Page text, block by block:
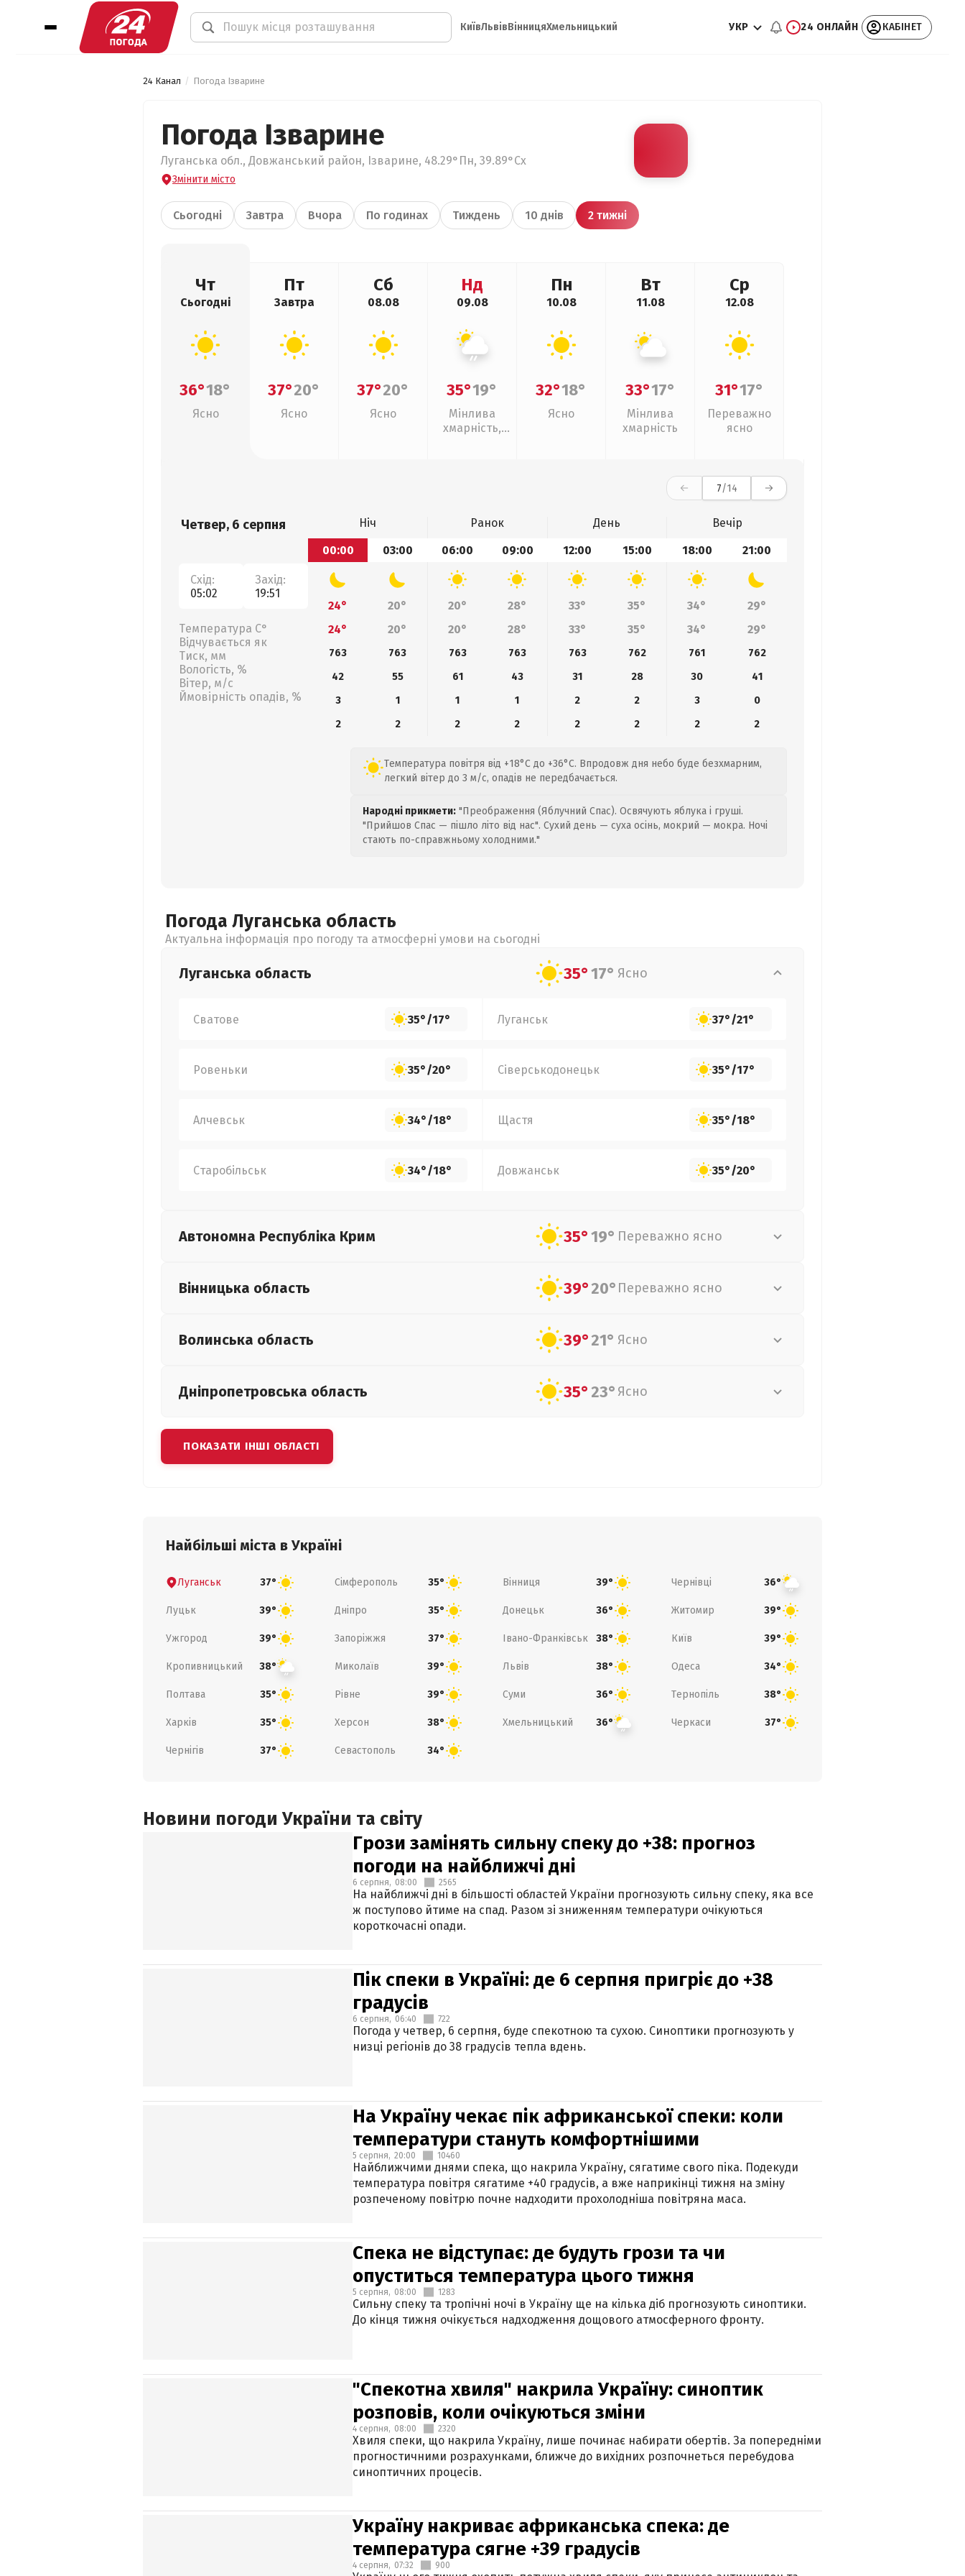
КиївЛьвівВінницяХмельницький УКР 24 ОНЛАЙН КАБІНЕТ
24 Канал Погода Ізварине
Погода Ізварине
Луганська обл., Довжанський район, Ізварине, 48.29°Пн, 39.89°Сх
Змінити місто
Сьогодні Завтра Вчора По годинах Тиждень 10 днів 2 тижні
Чт
Сьогодні
36°18°
Ясно
Пт
Завтра
37°20°
Ясно
Сб
08.08
37°20°
Ясно
Нд
09.08
35°19°
Мінлива
хмарність,
Пн
10.08
32°18°
Ясно
Вт
11.08
33°17°
Мінлива
хмарність
Ср
12.08
31°17°
Переважно
ясно
7/14
Четвер, 6 серпня
Схід:
05:02
Захід:
19:51
Температура С°
Відчувається як
Тиск, мм
Вологість, %
Вітер, м/с
Ймовірність опадів, %
Ніч Ранок День
Вечір
00:00
03:00 06:00 09:00 12:00 15:00 18:00 21:00
24° 20° 20° 28° 33° 35° 34°
29°
24°
20° 20° 28° 33° 35° 34° 29°
763 763 763 763 763 762 761
762
42
55 61 43 31 28 30
41
3
1 1 1 2 2 3
0
2
2 2 2 2 2 2 2
Температура повітря від +18°C до +36°C. Впродовж дня небо буде безхмарним,
легкий вітер до 3 м/с, опадів не передбачається.
Народні прикмети: "Преображення (Яблучний Спас). Освячують яблука і груші.
"Прийшов Спас — пішло літо від нас". Сухий день — суха осінь, мокрий — мокра. Ночі
стають по-справжньому холодними."
Погода Луганська область
Актуальна інформація про погоду та атмосферні умови на сьогодні
Луганська область 35°17° Ясно
Сватове 35°/17° Луганськ 37°/21°
Ровеньки 35°/20° Сіверськодонецьк 35°/17°
Алчевськ 34°/18° Щастя 35°/18°
Старобільськ 34°/18° Довжанськ 35°/20°
Автономна Республіка Крим 35°19° Переважно ясно
Вінницька область 39°20° Переважно ясно
Волинська область 39°21° Ясно
Дніпропетровська область 35°23° Ясно
ПОКАЗАТИ ІНШІ ОБЛАСТІ
Найбільші міста в Україні
Луганськ 37° Сімферополь 35° Вінниця 39° Чернівці 36°
Луцьк 39° Дніпро 35° Донецьк 36° Житомир 39°
Ужгород 39° Запоріжжя 37° Івано-Франківськ 38° Київ 39°
Кропивницький 38° Миколаїв 39° Львів 38° Одеса 34°
Полтава 35° Рівне 39° Суми 36° Тернопіль 38°
Харків 35° Херсон 38° Хмельницький 36° Черкаси 37°
Чернігів 37° Севастополь 34°
Новини погоди України та світу
Грози замінять сильну спеку до +38: прогноз
погоди на найближчі дні
6 серпня, 08:00 2565
На найближчі дні в більшості областей України прогнозують сильну спеку, яка все
ж поступово йтиме на спад. Разом зі зниженням температури очікуються
короткочасні опади.
Пік спеки в Україні: де 6 серпня пригріє до +38
градусів
6 серпня, 06:40 722
Погода у четвер, 6 серпня, буде спекотною та сухою. Синоптики прогнозують у
низці регіонів до 38 градусів тепла вдень.
На Україну чекає пік африканської спеки: коли
температури стануть комфортнішими
5 серпня, 20:00 10460
Найближчими днями спека, що накрила Україну, сягатиме свого піка. Подекуди
температура повітря сягатиме +40 градусів, а вже наприкінці тижня на зміну
розпеченому повітрю почне надходити прохолодніша повітряна маса.
Спека не відступає: де будуть грози та чи
опуститься температура цього тижня
5 серпня, 08:00 1283
Сильну спеку та тропічні ночі в Україну ще на кілька діб прогнозують синоптики.
До кінця тижня очікується надходження дощового атмосферного фронту.
"Спекотна хвиля" накрила Україну: синоптик
розповів, коли очікуються зміни
4 серпня, 08:00 2320
Хвиля спеки, що накрила Україну, лише починає набирати обертів. За попередніми
прогностичними розрахунками, ближче до вихідних розпочнеться перебудова
синоптичних процесів.
Україну накриває африканська спека: де
температура сягне +39 градусів
4 серпня, 07:32 900